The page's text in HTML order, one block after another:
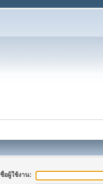
ชื่อผู้ใช้งาน: